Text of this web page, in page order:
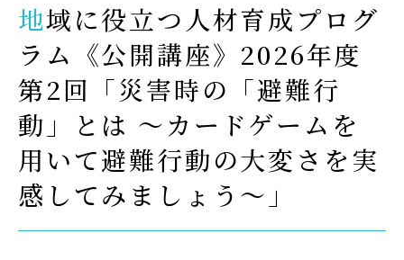
入学案内
Admission
入試イベント
OpenCampus
地域連携・研究
Cooperation&Research
地域に役立つ人材育成プログ
ラム《公開講座》2026年度
第2回「災害時の「避難行
動」とは ～カードゲームを
用いて避難行動の大変さを実
感してみましょう～」